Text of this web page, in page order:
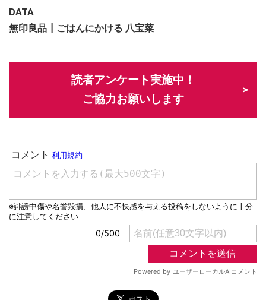
DATA
無印良品┃ごはんにかける 八宝菜
読者アンケート実施中！
ご協力お願いします